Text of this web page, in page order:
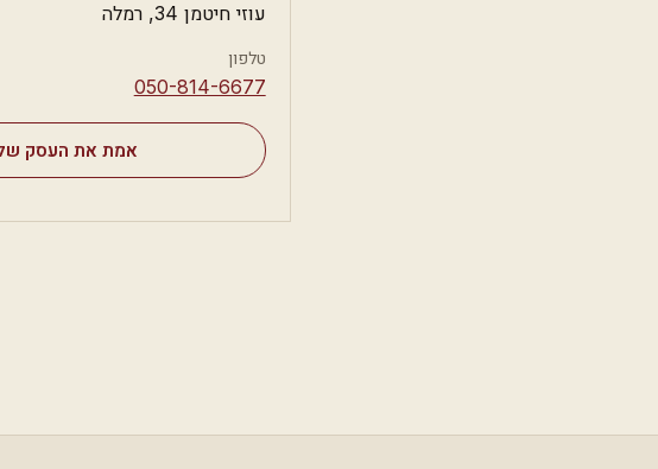
עוזי חיטמן 34, רמלה
טלפון
⁦050-814-6677⁩
אמת את העסק